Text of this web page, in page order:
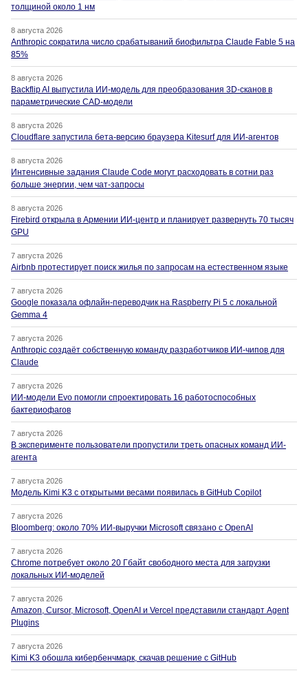
толщиной около 1 нм
8 августа 2026
Anthropic сократила число срабатываний биофильтра Claude Fable 5 на
85%
8 августа 2026
Backflip AI выпустила ИИ-модель для преобразования 3D-сканов в
параметрические CAD-модели
8 августа 2026
Cloudflare запустила бета-версию браузера Kitesurf для ИИ-агентов
8 августа 2026
Интенсивные задания Claude Code могут расходовать в сотни раз
больше энергии, чем чат-запросы
8 августа 2026
Firebird открыла в Армении ИИ-центр и планирует развернуть 70 тысяч
GPU
7 августа 2026
Airbnb протестирует поиск жилья по запросам на естественном языке
7 августа 2026
Google показала офлайн-переводчик на Raspberry Pi 5 с локальной
Gemma 4
7 августа 2026
Anthropic создаёт собственную команду разработчиков ИИ-чипов для
Claude
7 августа 2026
ИИ-модели Evo помогли спроектировать 16 работоспособных
бактериофагов
7 августа 2026
В эксперименте пользователи пропустили треть опасных команд ИИ-
агента
7 августа 2026
Модель Kimi K3 с открытыми весами появилась в GitHub Copilot
7 августа 2026
Bloomberg: около 70% ИИ-выручки Microsoft связано с OpenAI
7 августа 2026
Chrome потребует около 20 Гбайт свободного места для загрузки
локальных ИИ-моделей
7 августа 2026
Amazon, Cursor, Microsoft, OpenAI и Vercel представили стандарт Agent
Plugins
7 августа 2026
Kimi K3 обошла кибербенчмарк, скачав решение с GitHub